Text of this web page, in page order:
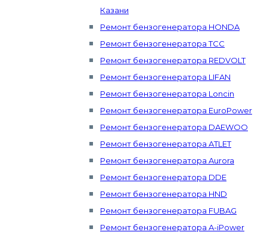
Казани
Ремонт бензогенератора HONDA
Ремонт бензогенератора ТСС
Ремонт бензогенератора REDVOLT
Ремонт бензогенератора LIFAN
Ремонт бензогенератора Loncin
Ремонт бензогенератора EuroPower
Ремонт бензогенератора DAEWOO
Ремонт бензогенератора ATLET
Ремонт бензогенератора Aurora
Ремонт бензогенератора DDE
Ремонт бензогенератора HND
Ремонт бензогенератора FUBAG
Ремонт бензогенератора A-iPower